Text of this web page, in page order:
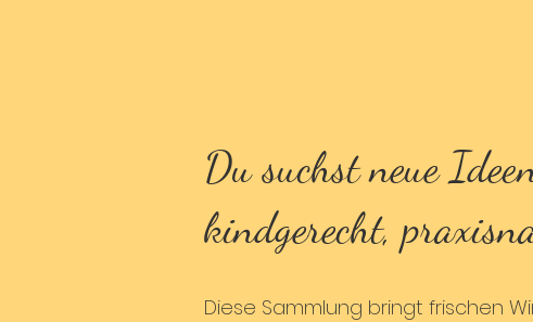
Du suchst neue
kindgerecht,
Diese Sammlung bringt frischen